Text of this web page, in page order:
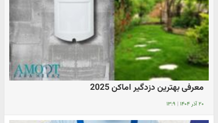
معرفی بهترین دزدگیر اماکن 2025
۲۰ آذر ۱۴۰۴ | ۱۳:۹